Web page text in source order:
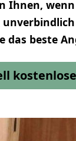
Ihnen,
das beste